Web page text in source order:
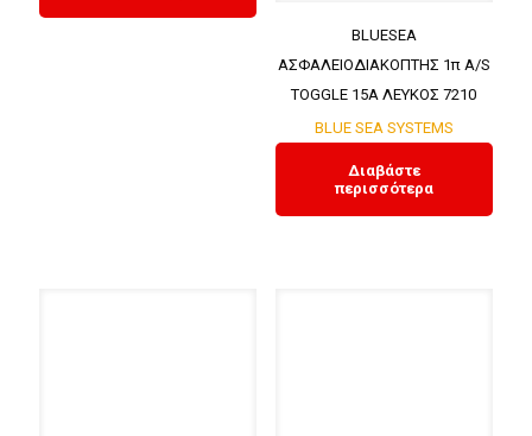
BLUESEA
ΑΣΦΑΛΕΙΟΔΙΑΚΟΠΤΗΣ 1π A/S
TOGGLE 15A ΛΕΥΚΟΣ 7210
BLUE SEA SYSTEMS
Διαβάστε
περισσότερα